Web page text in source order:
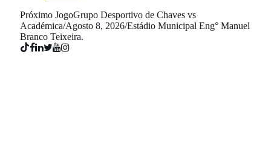
Próximo JogoGrupo Desportivo de Chaves vs
Académica/Agosto 8, 2026/Estádio Municipal Eng° Manuel
Branco Teixeira.